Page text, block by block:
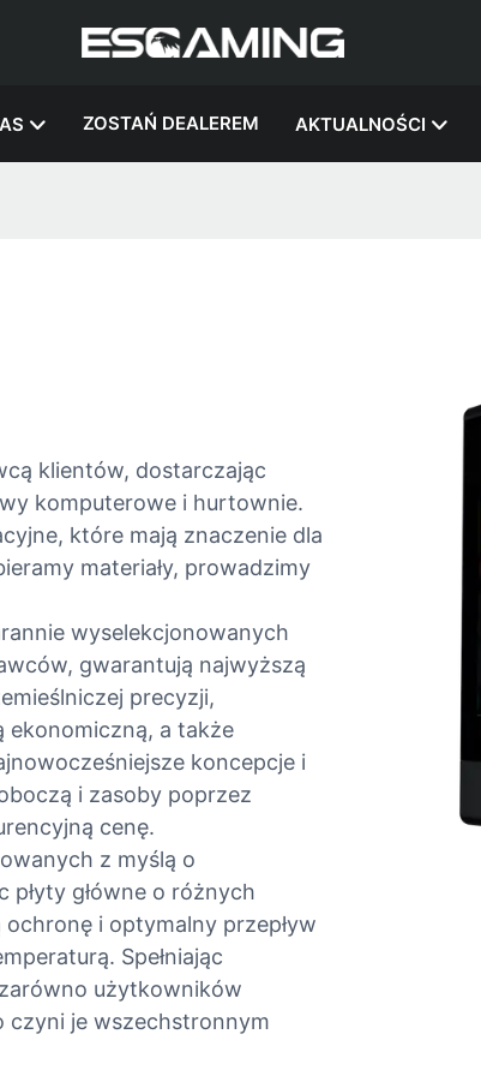
ZOSTAŃ DEALEREM AKTUALNOŚCI
klientów, dostarczając
komputerowe i hurtownie.
które mają znaczenie dla
materiały, prowadzimy
wyselekcjonowanych
gwarantują najwyższą
precyzji,
ekonomiczną, a także
koncepcje i
i zasoby poprzez
cenę.
z myślą o
główne o różnych
i optymalny przepływ
Spełniając
użytkowników
czyni je wszechstronnym